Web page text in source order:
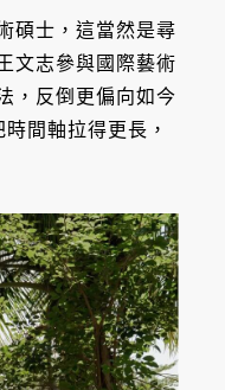
碩士，這當然是尋
文志參與國際藝術
，反倒更偏向如今
間軸拉得更長，